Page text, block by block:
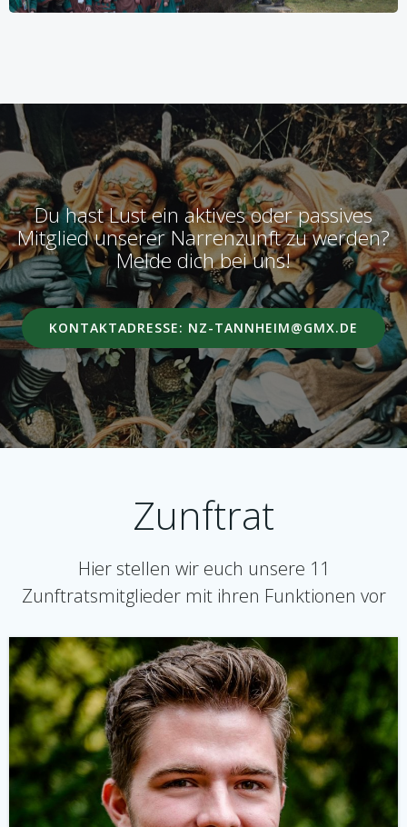
Du hast Lust ein aktives oder passives
Mitglied unserer Narrenzunft zu werden?
Melde dich bei uns!
KONTAKTADRESSE: NZ-TANNHEIM@GMX.DE
Zunftrat
Hier stellen wir euch unsere 11
Zunftratsmitglieder mit ihren Funktionen vor